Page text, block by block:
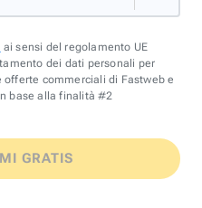
ai sensi del regolamento UE
dei dati personali per
commerciali di Fastweb e
base alla finalità #2
GRATIS